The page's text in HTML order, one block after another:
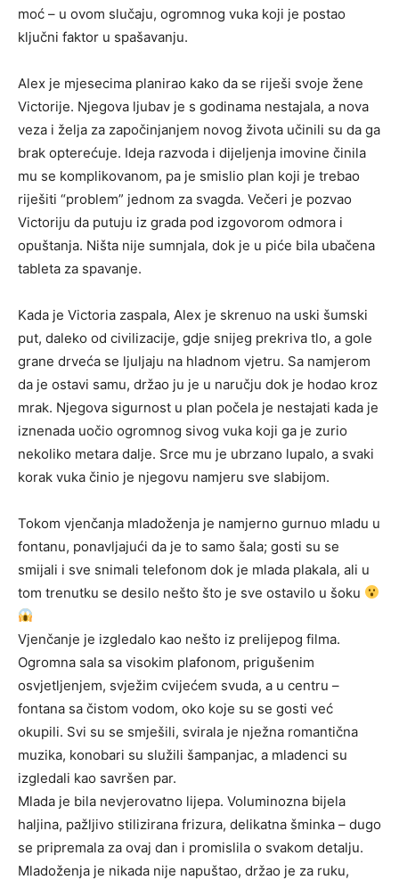
moć – u ovom slučaju, ogromnog vuka koji je postao
ključni faktor u spašavanju.
Alex je mjesecima planirao kako da se riješi svoje žene
Victorije. Njegova ljubav je s godinama nestajala, a nova
veza i želja za započinjanjem novog života učinili su da ga
brak opterećuje. Ideja razvoda i dijeljenja imovine činila
mu se komplikovanom, pa je smislio plan koji je trebao
riješiti “problem” jednom za svagda. Večeri je pozvao
Victoriju da putuju iz grada pod izgovorom odmora i
opuštanja. Ništa nije sumnjala, dok je u piće bila ubačena
tableta za spavanje.
Kada je Victoria zaspala, Alex je skrenuo na uski šumski
put, daleko od civilizacije, gdje snijeg prekriva tlo, a gole
grane drveća se ljuljaju na hladnom vjetru. Sa namjerom
da je ostavi samu, držao ju je u naručju dok je hodao kroz
mrak. Njegova sigurnost u plan počela je nestajati kada je
iznenada uočio ogromnog sivog vuka koji ga je zurio
nekoliko metara dalje. Srce mu je ubrzano lupalo, a svaki
korak vuka činio je njegovu namjeru sve slabijom.
Tokom vjenčanja mladoženja je namjerno gurnuo mladu u
fontanu, ponavljajući da je to samo šala; gosti su se
smijali i sve snimali telefonom dok je mlada plakala, ali u
tom trenutku se desilo nešto što je sve ostavilo u šoku
Vjenčanje je izgledalo kao nešto iz prelijepog filma.
Ogromna sala sa visokim plafonom, prigušenim
osvjetljenjem, svježim cvijećem svuda, a u centru –
fontana sa čistom vodom, oko koje su se gosti već
okupili. Svi su se smješili, svirala je nježna romantična
muzika, konobari su služili šampanjac, a mladenci su
izgledali kao savršen par.
Mlada je bila nevjerovatno lijepa. Voluminozna bijela
haljina, pažljivo stilizirana frizura, delikatna šminka – dugo
se pripremala za ovaj dan i promislila o svakom detalju.
Mladoženja je nikada nije napuštao, držao je za ruku,